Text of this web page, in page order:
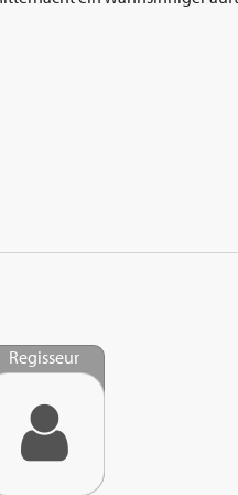
Regisseur